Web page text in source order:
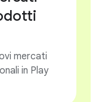
mercati
in Play